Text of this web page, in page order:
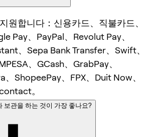
원합니다：신용카드、직불카드、
Pay、PayPal、Revolut Pay、
、Sepa Bank Transfer、Swift、
、GCash、GrabPay、
、ShopeePay、FPX、Duit Now、
。
보관을 하는 것이 가장 좋나요?